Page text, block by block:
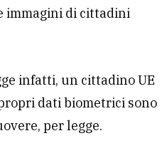
immagini di cittadini
infatti, un cittadino UE
dati biometrici sono
per legge.